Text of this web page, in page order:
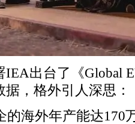
出台了《Global
，格外引人深思：
的海外年产能达170